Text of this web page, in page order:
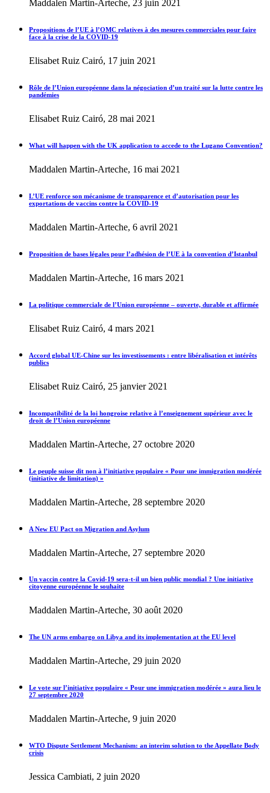
Maddalen Martin-Arteche, 23 juin 2021
Propositions de l’UE à l’OMC relatives à des mesures commerciales pour faire
face à la crise de la COVID-19
Elisabet Ruiz Cairó, 17 juin 2021
Rôle de l’Union européenne dans la négociation d’un traité sur la lutte contre les
pandémies
Elisabet Ruiz Cairó, 28 mai 2021
What will happen with the UK application to accede to the Lugano Convention?
Maddalen Martin-Arteche, 16 mai 2021
L’UE renforce son mécanisme de transparence et d’autorisation pour les
exportations de vaccins contre la COVID-19
Maddalen Martin-Arteche, 6 avril 2021
Proposition de bases légales pour l’adhésion de l’UE à la convention d’Istanbul
Maddalen Martin-Arteche, 16 mars 2021
La politique commerciale de l’Union européenne – ouverte, durable et affirmée
Elisabet Ruiz Cairó, 4 mars 2021
Accord global UE-Chine sur les investissements : entre libéralisation et intérêts
publics
Elisabet Ruiz Cairó, 25 janvier 2021
Incompatibilité de la loi hongroise relative à l’enseignement supérieur avec le
droit de l’Union européenne
Maddalen Martin-Arteche, 27 octobre 2020
Le peuple suisse dit non à l’initiative populaire « Pour une immigration modérée
(initiative de limitation) »
Maddalen Martin-Arteche, 28 septembre 2020
A New EU Pact on Migration and Asylum
Maddalen Martin-Arteche, 27 septembre 2020
Un vaccin contre la Covid-19 sera-t-il un bien public mondial ? Une initiative
citoyenne européenne le souhaite
Maddalen Martin-Arteche, 30 août 2020
The UN arms embargo on Libya and its implementation at the EU level
Maddalen Martin-Arteche, 29 juin 2020
Le vote sur l’initiative populaire « Pour une immigration modérée » aura lieu le
27 septembre 2020
Maddalen Martin-Arteche, 9 juin 2020
WTO Dispute Settlement Mechanism: an interim solution to the Appellate Body
crisis
Jessica Cambiati, 2 juin 2020